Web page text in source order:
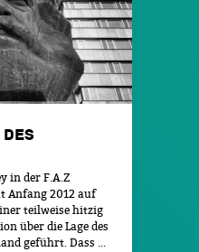
in der F.A.Z
Anfang 2012 auf
teilweise hitzig
über die Lage des
geführt. Dass ...